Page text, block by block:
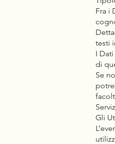
Fra i
testi
I
di
Se
Gli